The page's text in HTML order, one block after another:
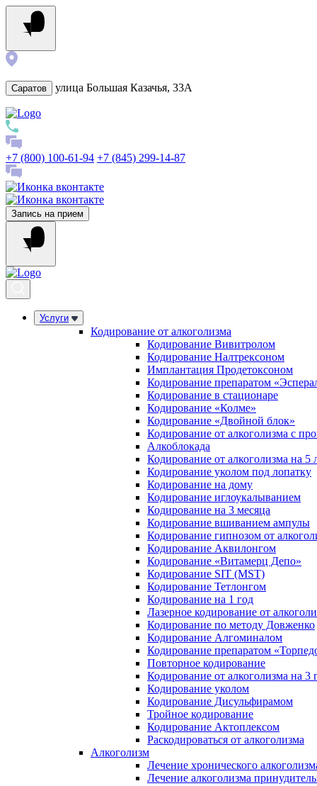
Саратов улица Большая Казачья, 33А
+7 (800) 100-61-94 +7 (845) 299-14-87
Запись на прием
Услуги
Кодирование от алкоголизма
Кодирование Вивитролом
Кодирование Налтрексоном
Имплантация Продетоксоном
Кодирование препаратом
Кодирование в стационаре
Кодирование «Колме»
Кодирование «Двойной блок»
Кодирование от алкоголизма с
Алкоблокада
Кодирование от алкоголизма на 5
Кодирование уколом под лопатку
Кодирование на дому
Кодирование иглоукалыванием
Кодирование на 3 месяца
Кодирование вшиванием ампулы
Кодирование гипнозом от
Кодирование Аквилонгом
Кодирование «Витамерц Депо»
Кодирование SIT (MST)
Кодирование Тетлонгом
Кодирование на 1 год
Лазерное кодирование от
Кодирование по методу Довженко
Кодирование Алгоминалом
Кодирование препаратом
Повторное кодирование
Кодирование от алкоголизма на 3
Кодирование уколом
Кодирование Дисульфирамом
Тройное кодирование
Кодирование Актоплексом
Раскодироваться от алкоголизма
Алкоголизм
Лечение хронического
Лечение алкоголизма